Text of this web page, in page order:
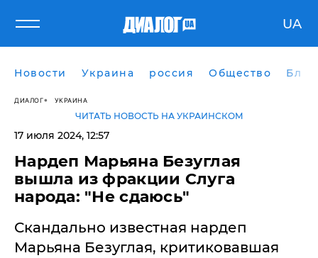
UA
Новости Украина россия Общество
ДИАЛОГ УКРАИНА
ЧИТАТЬ НОВОСТЬ НА УКРАИНСКОМ
17 июля 2024, 12:57
Нардеп Марьяна Безуглая
вышла из фракции Слуга
народа: "Не сдаюсь"
Скандально известная нардеп
Марьяна Безуглая, критиковавшая